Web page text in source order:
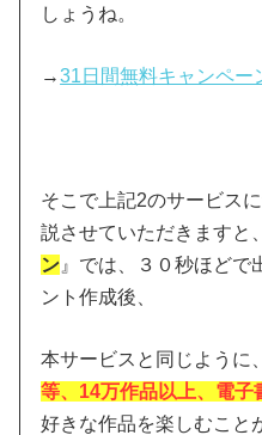
しょうね。
→31日間無料キャンペー
そこで上記2のサービス
説させていただきますと
ン 』では、３０秒ほどで
ント作成後、
本サービスと同じように、
等、14万作品以上、電子
好きな作品を楽しむこと